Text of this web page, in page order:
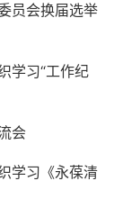
员会换届选举
学习“工作纪
会
学习《永葆清